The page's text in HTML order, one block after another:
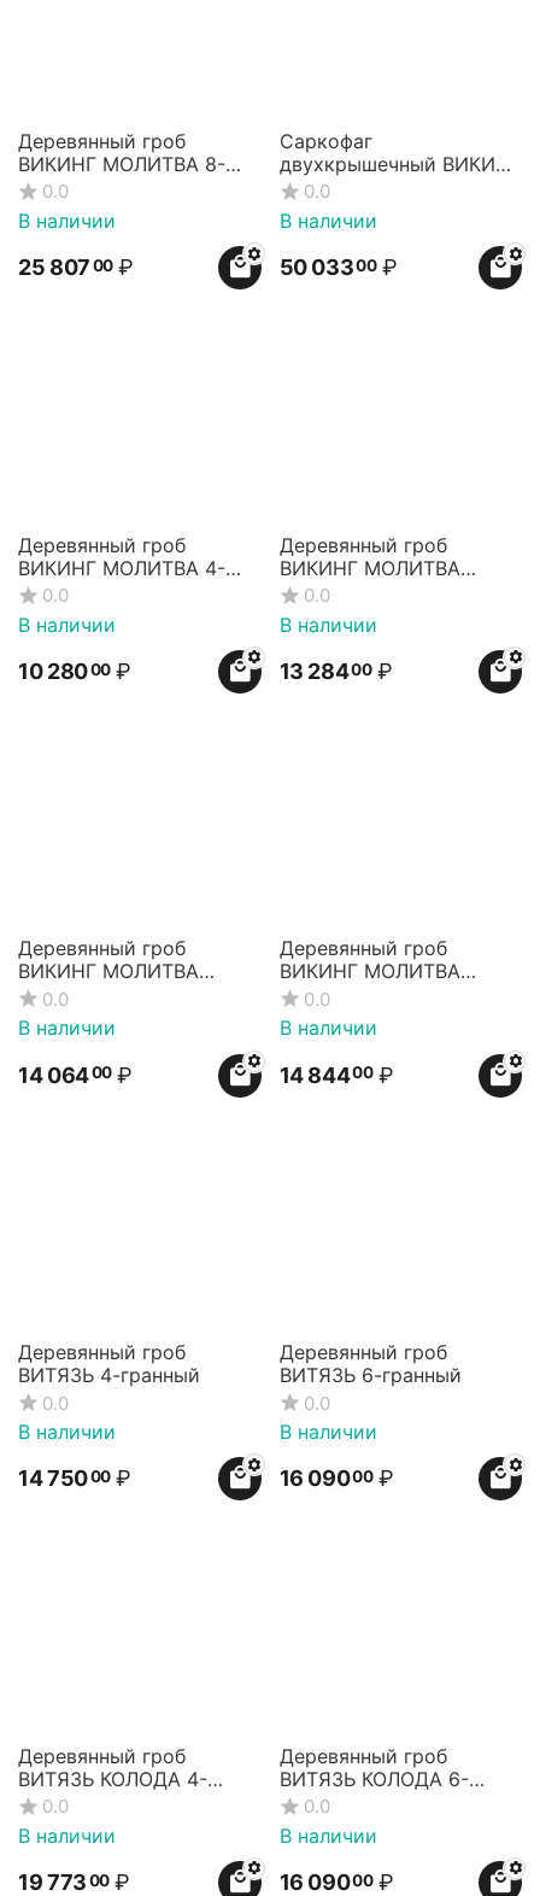
Деревянный гроб
ВИКИНГ МОЛИТВА 8-
гранный
0.0
В наличии
25 80700 ₽
Саркофаг
двухкрышечный ВИКИНГ
МОЛИТВА
0.0
В наличии
50 03300 ₽
Деревянный гроб
ВИКИНГ МОЛИТВА 4-
гранный
малогабаритный
(детский
0.0
В наличии
10 28000 ₽
Деревянный гроб
ВИКИНГ МОЛИТВА
КОМБИ 4-гранный
0.0
В наличии
13 28400 ₽
Деревянный гроб
ВИКИНГ МОЛИТВА
КОМБИ 6-гранный
0.0
В наличии
14 06400 ₽
Деревянный гроб
ВИКИНГ МОЛИТВА
КОМБИ 8-гранный
0.0
В наличии
14 84400 ₽
Деревянный гроб
ВИТЯЗЬ 4-гранный
0.0
В наличии
14 75000 ₽
Деревянный гроб
ВИТЯЗЬ 6-гранный
0.0
В наличии
16 09000 ₽
Деревянный гроб
ВИТЯЗЬ КОЛОДА 4-
гранный
0.0
В наличии
19 77300 ₽
Деревянный гроб
ВИТЯЗЬ КОЛОДА 6-
гранный
0.0
В наличии
16 09000 ₽